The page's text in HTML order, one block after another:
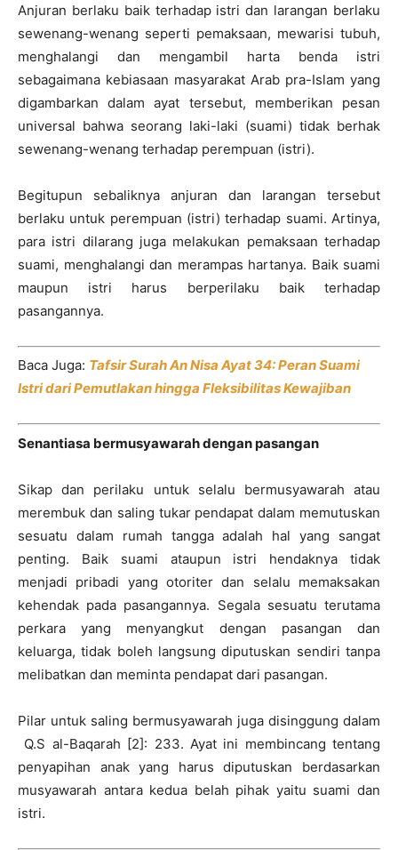
Anjuran berlaku baik terhadap istri dan larangan berlaku
sewenang-wenang seperti pemaksaan, mewarisi tubuh,
menghalangi dan mengambil harta benda istri
sebagaimana kebiasaan masyarakat Arab pra-Islam yang
digambarkan dalam ayat tersebut, memberikan pesan
universal bahwa seorang laki-laki (suami) tidak berhak
sewenang-wenang terhadap perempuan (istri).
Begitupun sebaliknya anjuran dan larangan tersebut
berlaku untuk perempuan (istri) terhadap suami. Artinya,
para istri dilarang juga melakukan pemaksaan terhadap
suami, menghalangi dan merampas hartanya. Baik suami
maupun istri harus berperilaku baik terhadap
pasangannya.
Baca Juga: Tafsir Surah An Nisa Ayat 34: Peran Suami
Istri dari Pemutlakan hingga Fleksibilitas Kewajiban
Senantiasa bermusyawarah dengan pasangan
Sikap dan perilaku untuk selalu bermusyawarah atau
merembuk dan saling tukar pendapat dalam memutuskan
sesuatu dalam rumah tangga adalah hal yang sangat
penting. Baik suami ataupun istri hendaknya tidak
menjadi pribadi yang otoriter dan selalu memaksakan
kehendak pada pasangannya. Segala sesuatu terutama
perkara yang menyangkut dengan pasangan dan
keluarga, tidak boleh langsung diputuskan sendiri tanpa
melibatkan dan meminta pendapat dari pasangan.
Pilar untuk saling bermusyawarah juga disinggung dalam
Q.S al-Baqarah [2]: 233. Ayat ini membincang tentang
penyapihan anak yang harus diputuskan berdasarkan
musyawarah antara kedua belah pihak yaitu suami dan
istri.